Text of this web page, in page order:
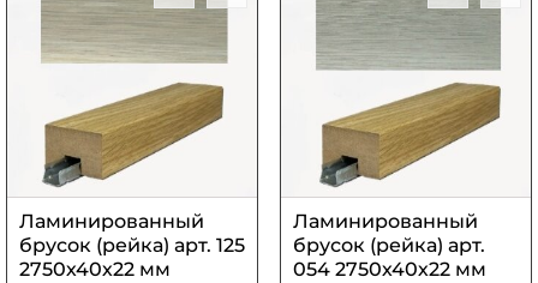
Ламинированный
брусок (рейка) арт. 125
2750х40х22 мм
Ламинированный
брусок (рейка) арт.
054 2750х40х22 мм